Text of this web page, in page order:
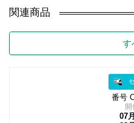
関連商品
す
番号
開
07